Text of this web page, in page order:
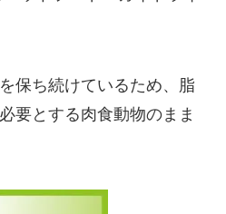
保ち続けているため、脂
要とする肉食動物のまま